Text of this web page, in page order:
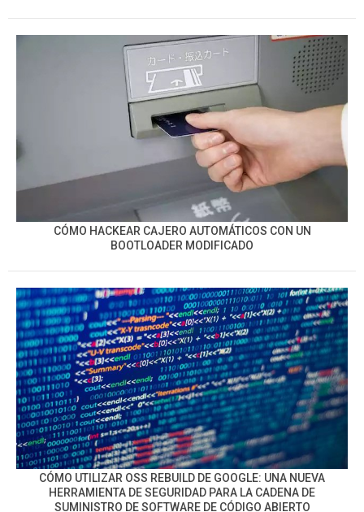
CÓMO HACKEAR CAJERO AUTOMÁTICOS CON UN
BOOTLOADER MODIFICADO
CÓMO UTILIZAR OSS REBUILD DE GOOGLE: UNA NUEVA
HERRAMIENTA DE SEGURIDAD PARA LA CADENA DE
SUMINISTRO DE SOFTWARE DE CÓDIGO ABIERTO